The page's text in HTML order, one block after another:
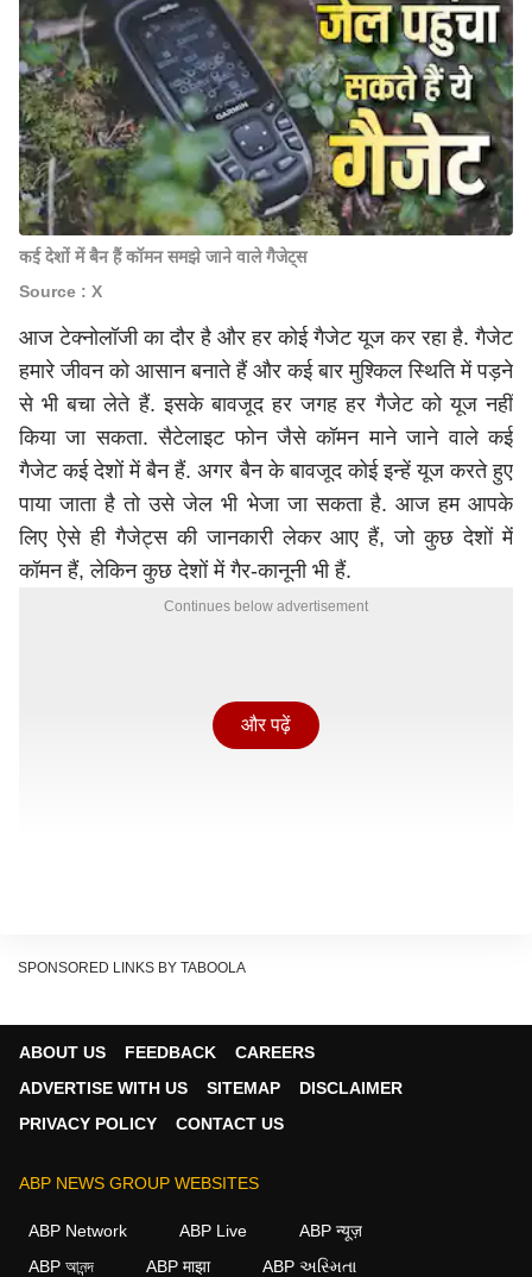
कई देशों में बैन हैं कॉमन समझे जाने वाले गैजेट्स
Source : X
आज टेक्नोलॉजी का दौर है और हर कोई गैजेट यूज कर रहा है. गैजेट
हमारे जीवन को आसान बनाते हैं और कई बार मुश्किल स्थिति में पड़ने
से भी बचा लेते हैं. इसके बावजूद हर जगह हर गैजेट को यूज नहीं
किया जा सकता.सैटेलाइट फोनजैसे कॉमन माने जाने वाले कई
गैजेट कई देशों में बैन हैं. अगर बैन के बावजूद कोई इन्हें यूज करते हुए
पाया जाता है तो उसे जेल भी भेजा जा सकता है. आज हम आपके
लिए ऐसे ही गैजेट्स की जानकारी लेकर आए हैं, जो कुछ देशों में
कॉमन हैं, लेकिन कुछ देशों में गैर-कानूनी भी हैं.
Continues below advertisement
यूज करते हैं. यह बिना मोबाइल नेटवर्क वाले इलाकों में भी सैटेलाइट
आदि देशों में सैटेलाइट फोन कॉमन है, लेकिन भारत समेत कई देशों में
इस पर पाबंदी लगी हुई है.
और पढ़ें
SPONSORED LINKS BY TABOOLA
ABOUT US FEEDBACK
CAREERS
ADVERTISE WITH US
SITEMAP
DISCLAIMER
PRIVACY POLICY
CONTACT US
ABP NEWS GROUP WEBSITES
ABP Network ABP Live
ABP न्यूज़
ABP আনন্দ
ABP माझा ABP અસ્મિતા